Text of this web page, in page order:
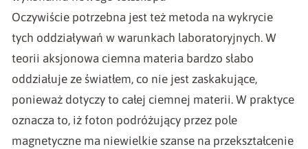
Oczywiście potrzebna jest też metoda na wykrycie
tych oddziaływań w warunkach laboratoryjnych. W
teorii aksjonowa ciemna materia bardzo słabo
oddziałuje ze światłem, co nie jest zaskakujące,
ponieważ dotyczy to całej ciemnej materii. W praktyce
oznacza to, iż foton podróżujący przez pole
magnetyczne ma niewielkie szanse na przekształcenie